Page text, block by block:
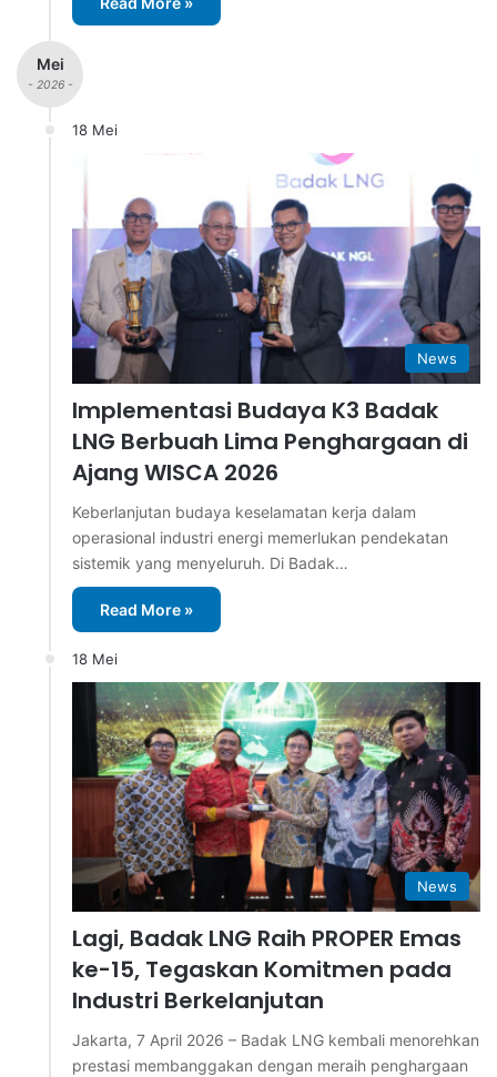
Mei
- 2026 -
18 Mei
News
Implementasi Budaya K3 Badak
LNG Berbuah Lima Penghargaan di
Ajang WISCA 2026
Keberlanjutan budaya keselamatan kerja dalam
operasional industri energi memerlukan pendekatan
sistemik yang menyeluruh. Di Badak…
Read More »
18 Mei
News
Lagi, Badak LNG Raih PROPER Emas
ke-15, Tegaskan Komitmen pada
Industri Berkelanjutan
Jakarta, 7 April 2026 – Badak LNG kembali menorehkan
prestasi membanggakan dengan meraih penghargaan